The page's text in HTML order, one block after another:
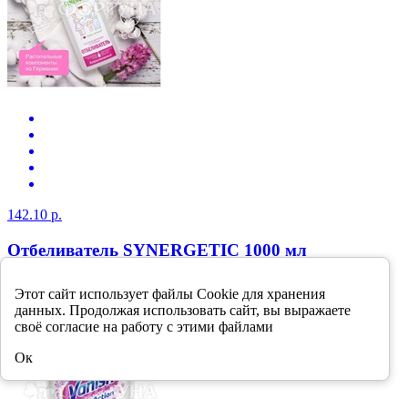
Этот сайт использует файлы Cookie для хранения
данных. Продолжая использовать сайт, вы выражаете
своё согласие на работу с этими файлами
Ок
142.10 р.
Отбеливатель SYNERGETIC 1000 мл
В корзину
-15%